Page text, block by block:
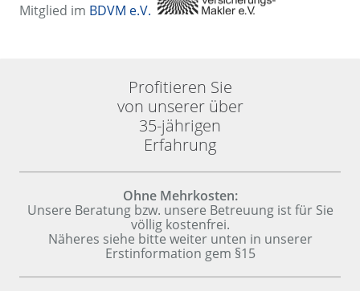
Mitglied im BDVM e.V.
Profitieren Sie
von unserer über
35-jährigen
Erfahrung
Ohne Mehrkosten:
Unsere Beratung bzw. unsere Betreuung ist für Sie
völlig kostenfrei.
Näheres siehe bitte weiter unten in unserer
Erstinformation gem §15